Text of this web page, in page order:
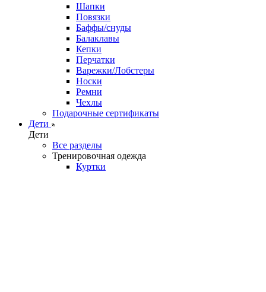
Шапки
Повязки
Баффы/снуды
Балаклавы
Кепки
Перчатки
Варежки/Лобстеры
Носки
Ремни
Чехлы
Подарочные сертификаты
Дети
Дети
Все разделы
Тренировочная одежда
Куртки